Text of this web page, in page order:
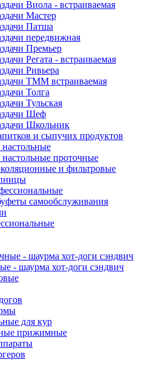
Виола - встраиваемая
Мастер
Патша
передвижная
Премьер
Регата - встраиваемая
Ривьера
ТММ встраиваемая
Толга
Тульская
Шеф
Школьник
и сыпучих продуктов
проточные
и фильтровые
самообслуживания
- шаурма хот-доги сэндвич
для кур
прижимные